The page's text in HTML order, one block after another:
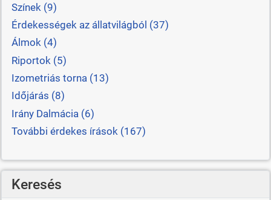
Színek (9)
Érdekességek az állatvilágból (37)
Álmok (4)
Riportok (5)
Izometriás torna (13)
Időjárás (8)
Irány Dalmácia (6)
További érdekes írások (167)
Keresés